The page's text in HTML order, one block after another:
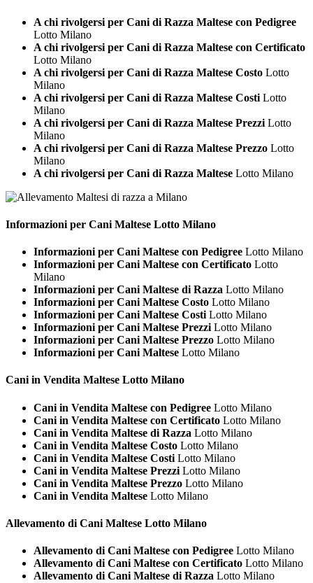
A chi rivolgersi per Cani di Razza Maltese con Pedigree
Lotto Milano
A chi rivolgersi per Cani di Razza Maltese con Certificato
Lotto Milano
A chi rivolgersi per Cani di Razza Maltese Costo Lotto
Milano
A chi rivolgersi per Cani di Razza Maltese Costi Lotto
Milano
A chi rivolgersi per Cani di Razza Maltese Prezzi Lotto
Milano
A chi rivolgersi per Cani di Razza Maltese Prezzo Lotto
Milano
A chi rivolgersi per Cani di Razza Maltese Lotto Milano
Informazioni per Cani Maltese Lotto Milano
Informazioni per Cani Maltese con Pedigree Lotto Milano
Informazioni per Cani Maltese con Certificato Lotto
Milano
Informazioni per Cani Maltese di Razza Lotto Milano
Informazioni per Cani Maltese Costo Lotto Milano
Informazioni per Cani Maltese Costi Lotto Milano
Informazioni per Cani Maltese Prezzi Lotto Milano
Informazioni per Cani Maltese Prezzo Lotto Milano
Informazioni per Cani Maltese Lotto Milano
Cani in Vendita Maltese Lotto Milano
Cani in Vendita Maltese con Pedigree Lotto Milano
Cani in Vendita Maltese con Certificato Lotto Milano
Cani in Vendita Maltese di Razza Lotto Milano
Cani in Vendita Maltese Costo Lotto Milano
Cani in Vendita Maltese Costi Lotto Milano
Cani in Vendita Maltese Prezzi Lotto Milano
Cani in Vendita Maltese Prezzo Lotto Milano
Cani in Vendita Maltese Lotto Milano
Allevamento di Cani Maltese Lotto Milano
Allevamento di Cani Maltese con Pedigree Lotto Milano
Allevamento di Cani Maltese con Certificato Lotto Milano
Allevamento di Cani Maltese di Razza Lotto Milano